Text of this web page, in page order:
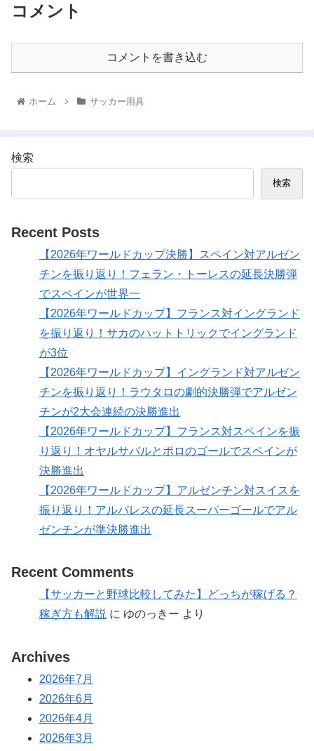
コメント
コメントを書き込む
ホーム サッカー用具
検索
検索
Recent Posts
【2026年ワールドカップ決勝】スペイン対アルゼン
チンを振り返り！フェラン・トーレスの延長決勝弾
でスペインが世界一
【2026年ワールドカップ】フランス対イングランド
を振り返り！サカのハットトリックでイングランド
が3位
【2026年ワールドカップ】イングランド対アルゼン
チンを振り返り！ラウタロの劇的決勝弾でアルゼン
チンが2大会連続の決勝進出
【2026年ワールドカップ】フランス対スペインを振
り返り！オヤルサバルとポロのゴールでスペインが
決勝進出
【2026年ワールドカップ】アルゼンチン対スイスを
振り返り！アルバレスの延長スーパーゴールでアル
ゼンチンが準決勝進出
Recent Comments
【サッカーと野球比較してみた】どっちが稼げる？
稼ぎ方も解説 に ゆのっきー より
Archives
2026年7月
2026年6月
2026年4月
2026年3月